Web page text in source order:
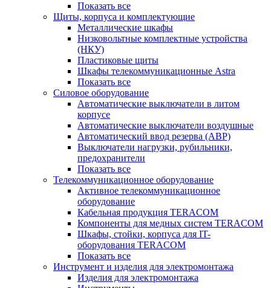
Показать все
Щиты, корпуса и комплектующие
Металлические шкафы
Низковольтные комплектные устройства
(НКУ)
Пластиковые щиты
Шкафы телекоммуникационные Astra
Показать все
Силовое оборудование
Автоматические выключатели в литом
корпусе
Автоматические выключатели воздушные
Автоматический ввод резерва (АВР)
Выключатели нагрузки, рубильники,
предохранители
Показать все
Телекоммуникационное оборудование
Активное телекоммуникационное
оборудование
Кабельная продукция TERACOM
Компоненты для медных систем TERACOM
Шкафы, стойки, корпуса для IT-
оборудования TERACOM
Показать все
Инструмент и изделия для электромонтажа
Изделия для электромонтажа